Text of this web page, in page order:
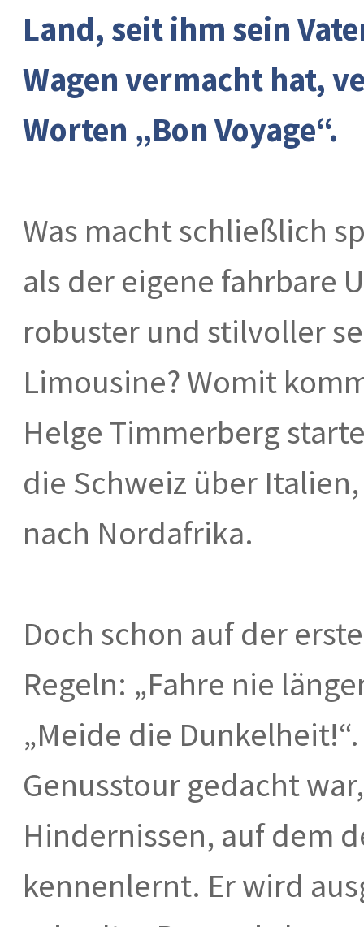
Land, seit ihm sein
Wagen vermacht hat,
Worten „Bon Voyage“.
Was macht schließlich
als der eigene fahrbare
robuster und stilvoller
Limousine? Womit
Helge Timmerberg
die Schweiz über
nach Nordafrika.
Doch schon auf der
Regeln: „Fahre nie
„Meide die
Genusstour gedacht
Hindernissen, auf dem
kennenlernt. Er wird